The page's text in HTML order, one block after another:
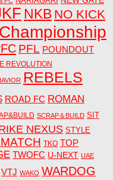
NKB NO KICK
PFL POUNDOUT
REVOLUTION
REBELS
ROAD FC ROMAN
SCRAP＆BUILD SIT
NEXUS STYLE
TKO TOP
TWOFC U-NEXT UAE
VTJ WAKO WARDOG